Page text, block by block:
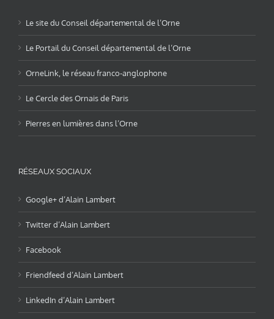
Le site du Conseil départemental de l’Orne
Le Portail du Conseil départemental de l’Orne
OrneLink, le réseau franco-anglophone
Le Cercle des Ornais de Paris
Pierres en lumières dans l’Orne
RÉSEAUX SOCIAUX
Google+ d’Alain Lambert
Twitter d’Alain Lambert
Facebook
Friendfeed d’Alain Lambert
LinkedIn d’Alain Lambert